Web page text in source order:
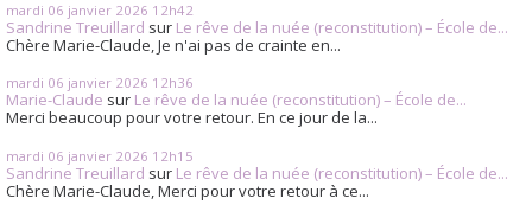
mardi 06 janvier 2026 12h42
Sandrine Treuillard sur Le rêve de la nuée (reconstitution) – École de...
Chère Marie-Claude, Je n'ai pas de crainte en...
mardi 06 janvier 2026 12h36
Marie-Claude sur Le rêve de la nuée (reconstitution) – École de...
Merci beaucoup pour votre retour. En ce jour de la...
mardi 06 janvier 2026 12h15
Sandrine Treuillard sur Le rêve de la nuée (reconstitution) – École de...
Chère Marie-Claude, Merci pour votre retour à ce...